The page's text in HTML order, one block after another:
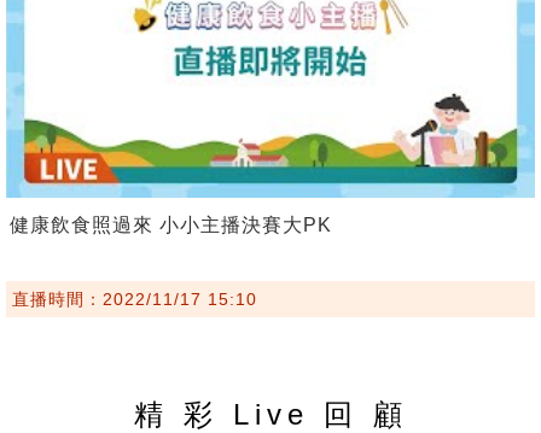
健康飲食照過來 小小主播決賽大PK
直播時間：2022/11/17 15:10
精 彩 Live 回 顧